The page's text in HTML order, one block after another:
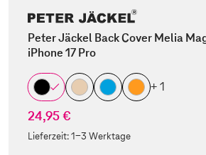
Peter Jäckel Back Cover Melia
iPhone 17 Pro
+ 1
24,95 €
Lieferzeit:1-3 Werktage